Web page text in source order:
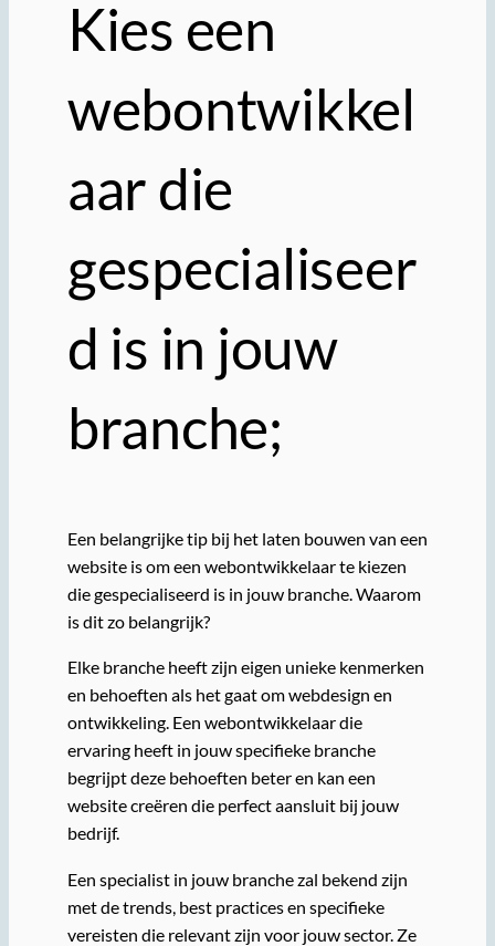
Kies een
webontwikkel
aar die
gespecialiseer
d is in jouw
branche;
Een belangrijke tip bij het laten bouwen van een
website is om een webontwikkelaar te kiezen
die gespecialiseerd is in jouw branche. Waarom
is dit zo belangrijk?
Elke branche heeft zijn eigen unieke kenmerken
en behoeften als het gaat om webdesign en
ontwikkeling. Een webontwikkelaar die
ervaring heeft in jouw specifieke branche
begrijpt deze behoeften beter en kan een
website creëren die perfect aansluit bij jouw
bedrijf.
Een specialist in jouw branche zal bekend zijn
met de trends, best practices en specifieke
vereisten die relevant zijn voor jouw sector. Ze